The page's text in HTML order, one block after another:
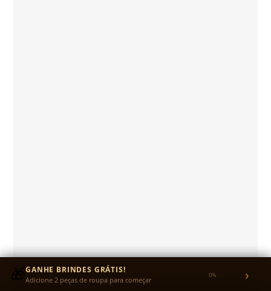
🎁GANHE BRINDES GRÁTIS!
Adicione 2 peças de roupa para começar 0% ›